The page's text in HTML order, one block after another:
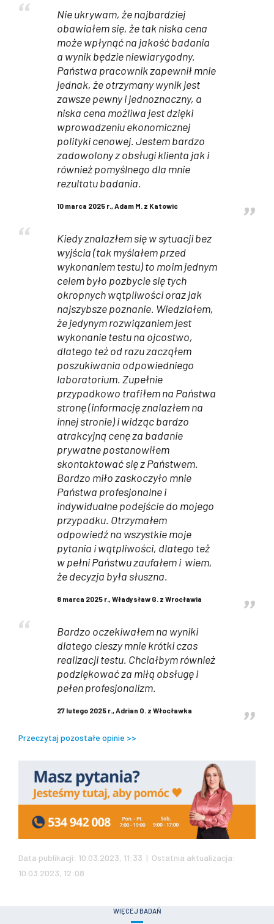
Nie ukrywam, że najbardziej
obawiałem się, że tak niska cena
może wpłynąć na jakość badania
a wynik będzie niewiarygodny.
Państwa pracownik zapewnił mnie
jednak, że otrzymany wynik jest
zawsze pewny i jednoznaczny, a
niska cena możliwa jest dzięki
wprowadzeniu ekonomicznej
polityki cenowej. Jestem bardzo
zadowolony z obsługi klienta jak i
również pomyślnego dla mnie
rezultatu badania.
10 marca 2025 r., Adam M. z Katowic
Kiedy znalazłem się w sytuacji bez
wyjścia (tak myślałem przed
wykonaniem testu) to moim jednym
celem było pozbycie się tych
okropnych wątpliwości oraz jak
najszybsze poznanie. Wiedziałem,
że jedynym rozwiązaniem jest
wykonanie testu na ojcostwo,
dlatego też od razu zacząłem
poszukiwania odpowiedniego
laboratorium. Zupełnie
przypadkowo trafiłem na Państwa
stronę (informację znalazłem na
innej stronie) i widząc bardzo
atrakcyjną cenę za badanie
prywatne postanowiłem
skontaktować się z Państwem.
Bardzo miło zaskoczyło mnie
Państwa profesjonalne i
indywidualne podejście do mojego
przypadku. Otrzymałem
odpowiedź na wszystkie moje
pytania i wątpliwości, dlatego też
w pełni Państwu zaufałem i wiem,
że decyzja była słuszna.
8 marca 2025 r., Władysław G. z Wrocławia
Bardzo oczekiwałem na wyniki
dlatego cieszy mnie krótki czas
realizacji testu. Chciałbym również
podziękować za miłą obsługę i
pełen profesjonalizm.
27 lutego 2025 r., Adrian O. z Włocławka
Przeczytaj pozostałe opinie >>
Data publikacji: 10.03.2023, 11:33 | Ostatnia aktualizacja:
10.03.2023, 12:08
WIĘCEJ BADAŃ